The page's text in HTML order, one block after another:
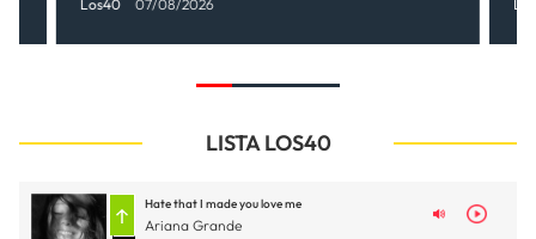
Los40 07/08/2026
LISTA LOS40
Hate that I made you love me
Ariana Grande